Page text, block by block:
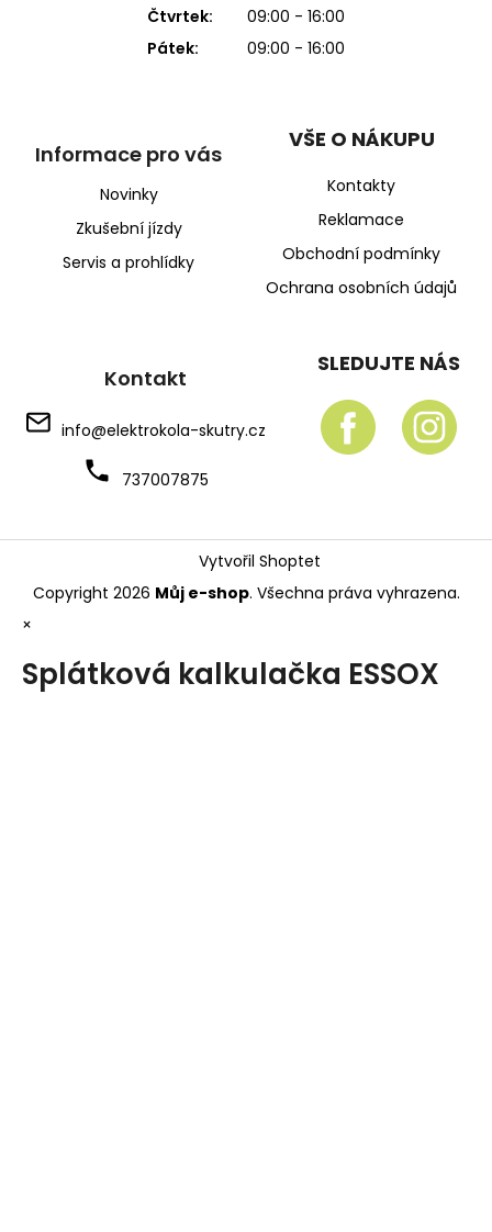
Čtvrtek:
09:00 - 16:00
Pátek:
09:00 - 16:00
Informace pro vás
Novinky
Zkušební jízdy
Servis a prohlídky
VŠE O NÁKUPU
Kontakty
Reklamace
Obchodní podmínky
Ochrana osobních údajů
Kontakt
info@elektrokola-skutry.cz
737007875
SLEDUJTE NÁS
Vytvořil Shoptet
Copyright 2026 Můj e-shop. Všechna práva vyhrazena.
×
Splátková kalkulačka ESSOX